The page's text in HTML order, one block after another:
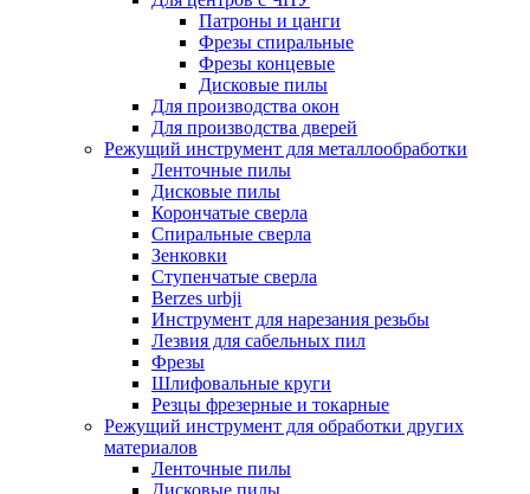
Патроны и цанги
Фрезы спиральные
Фрезы концевые
Дисковые пилы
Для производства окон
Для производства дверей
Режущий инструмент для металлообработки
Ленточные пилы
Дисковые пилы
Корончатые сверла
Спиральные сверла
Зенковки
Ступенчатые сверла
Berzes urbji
Инструмент для нарезания резьбы
Лезвия для сабельных пил
Фрезы
Шлифовальные круги
Резцы фрезерные и токарные
Режущий инструмент для обработки других
материалов
Ленточные пилы